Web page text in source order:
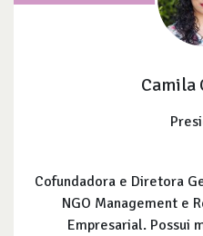
Camila
Cofundadora e Diretora
NGO Management e
Empresarial. Possui